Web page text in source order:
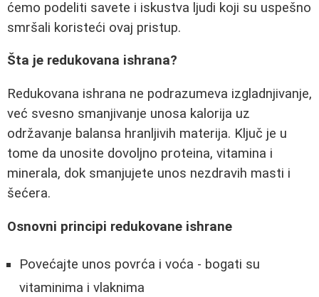
ćemo podeliti savete i iskustva ljudi koji su uspešno
smršali koristeći ovaj pristup.
Šta je redukovana ishrana?
Redukovana ishrana ne podrazumeva izgladnjivanje,
već svesno smanjivanje unosa kalorija uz
održavanje balansa hranljivih materija. Ključ je u
tome da unosite dovoljno proteina, vitamina i
minerala, dok smanjujete unos nezdravih masti i
šećera.
Osnovni principi redukovane ishrane
Povećajte unos povrća i voća - bogati su
vitaminima i vlaknima